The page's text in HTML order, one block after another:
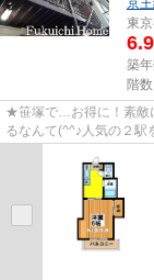
東
6.9
築
階
★笹塚で…お得に！素敵
るなんて(^^♪人気の２駅
の夢を叶える！そんな